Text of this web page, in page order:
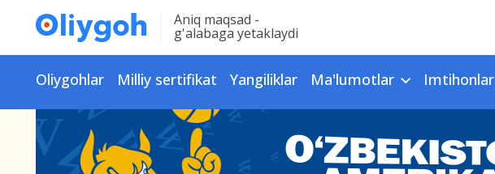
Aniq maqsad -
g'alabaga yetaklaydi
Oliygohlar Milliy sertifikat Yangiliklar Ma'lumotlar Imtihonlar